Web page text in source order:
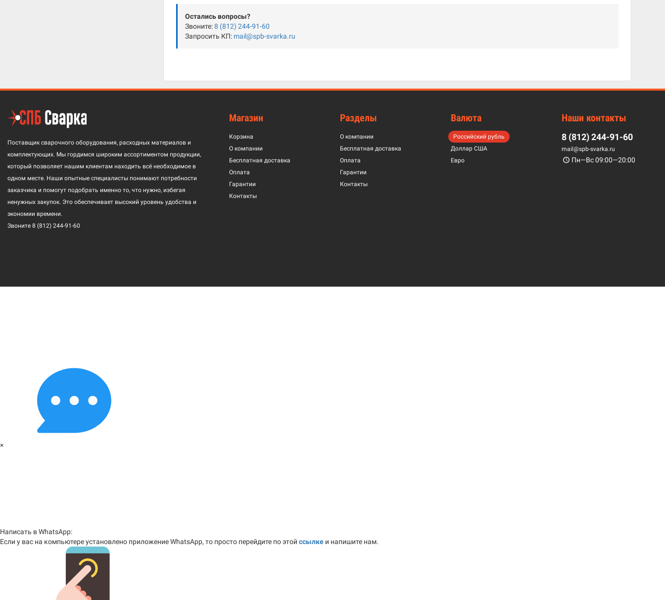
Остались вопросы?
Звоните:8 (812) 244-91-60
Запросить КП: mail@spb-svarka.ru
Поставщик сварочного оборудования, расходных материалов и
комплектующих. Мы гордимся широким ассортиментом продукции,
который позволяет нашим клиентам находить всё необходимое в
одном месте. Наши опытные специалисты понимают потребности
заказчика и помогут подобрать именно то, что нужно, избегая
ненужных закупок. Это обеспечивает высокий уровень удобства и
экономии времени.
Звоните 8 (812) 244-91-60
Магазин
Корзина
О компании
Бесплатная доставка
Оплата
Гарантии
Контакты
Разделы
О компании
Бесплатная доставка
Оплата
Гарантии
Контакты
Валюта
Российский рубль
Доллар США
Евро
Наши контакты
8 (812) 244-91-60
mail@spb-svarka.ru
Пн—Вс 09:00—20:00
×
Написать в WhatsApp:
Если у вас на компьютере установлено приложение WhatsApp, то просто перейдите по этой ссылке и напишите нам.